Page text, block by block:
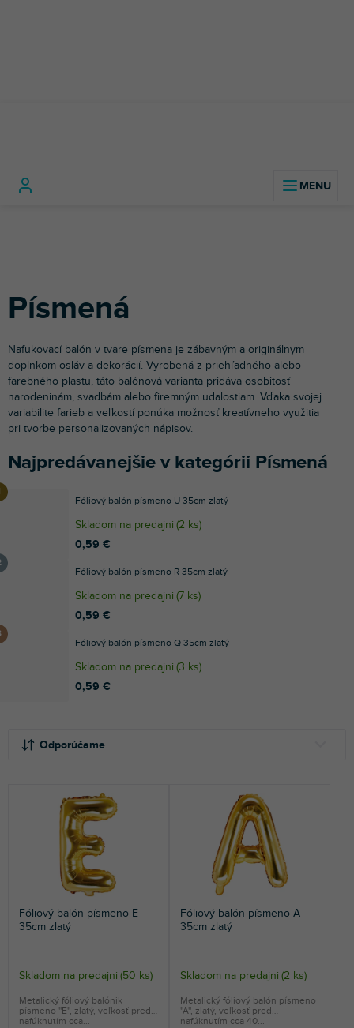
Písmená
Nafukovací balón v tvare písmena je zábavným a originálnym
doplnkom osláv a dekorácií. Vyrobená z priehľadného alebo
farebného plastu, táto balónová varianta pridáva osobitosť
narodeninám, svadbám alebo firemným udalostiam. Vďaka svojej
variabilite farieb a veľkostí ponúka možnosť kreatívneho využitia
pri tvorbe personalizovaných nápisov.
Najpredávanejšie v kategórii Písmená
Fóliový balón písmeno U 35cm zlatý
Skladom na predajni (2 ks)
0,59 €
Fóliový balón písmeno R 35cm zlatý
Skladom na predajni (7 ks)
0,59 €
Fóliový balón písmeno Q 35cm zlatý
Skladom na predajni (3 ks)
0,59 €
Odporúčame
NAJDRAHŠIE
NAJPREDÁVANEJŠIE
ABECEDNE
Fóliový balón písmeno E
35cm zlatý
Skladom na predajni (50 ks)
Metalický fóliový balónik
písmeno ''E'', zlatý, veľkosť pred
nafúknutím cca...
Fóliový balón písmeno A
35cm zlatý
Skladom na predajni (2 ks)
Metalický fóliový balón písmeno
''A'', zlatý, veľkosť pred
nafúknutím cca 40...